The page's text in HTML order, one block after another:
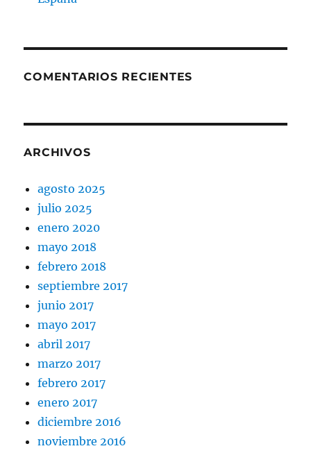
COMENTARIOS RECIENTES
ARCHIVOS
agosto 2025
julio 2025
enero 2020
mayo 2018
febrero 2018
septiembre 2017
junio 2017
mayo 2017
abril 2017
marzo 2017
febrero 2017
enero 2017
diciembre 2016
noviembre 2016